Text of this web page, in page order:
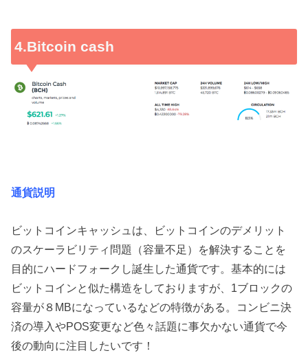
4.Bitcoin cash
通貨説明
ビットコインキャッシュは、ビットコインのデメリット
のスケーラビリティ問題（容量不足）を解決することを
目的にハードフォークし誕生した通貨です。基本的には
ビットコインと似た構造をしておりますが、1ブロックの
容量が８MBになっているなどの特徴がある。コンビニ決
済の導入やPOS変更など色々話題に事欠かない通貨で今
後の動向に注目したいです！